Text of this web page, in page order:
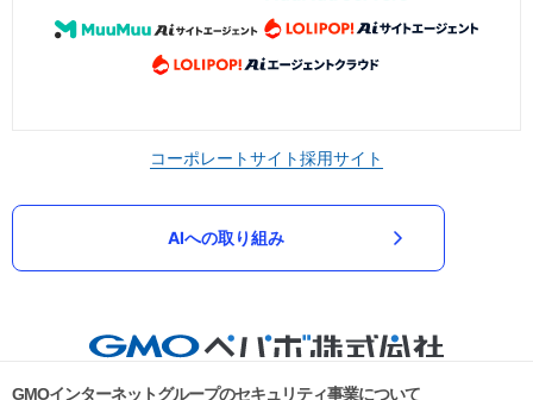
コーポレートサイト採用サイト
AIへの取り組み
GMOインターネットグループのセキュリティ事業について